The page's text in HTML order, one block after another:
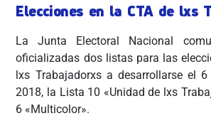
Elecciones en la CTA de lxs
La Junta Electoral Nacional
oficializadas dos listas para las
lxs Trabajadorxs a desarrollarse el
2018, la Lista 10 «Unidad de lxs
6 «Multicolor».